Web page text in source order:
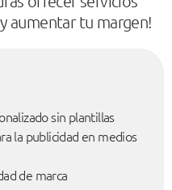
aumentar tu margen!
sin plantillas
la publicidad en medios
de marca